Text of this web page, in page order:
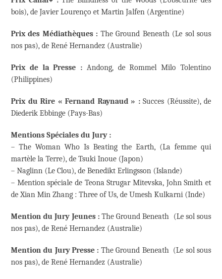
bois), de Javier Lourenço et Martin Jalfen (Argentine)
Prix des Médiathèques : The Ground Beneath (Le sol sous
nos pas), de René Hernandez (Australie)
Prix de la Presse : Andong, de Rommel Milo Tolentino
(Philippines)
Prix du Rire « Fernand Raynaud » :Succes (Réussite), de
Diederik Ebbinge (Pays-Bas)
Mentions Spéciales du Jury :
– The Woman Who Is Beating the Earth, (La femme qui
martèle la Terre), de Tsuki Inoue (Japon)
– Naglinn (Le Clou), de Benedikt Erlingsson (Islande)
– Mention spéciale de Teona Strugar Mitevska, John Smith et
de Xian Min Zhang : Three of Us, de Umesh Kulkarni (Inde)
Mention du Jury Jeunes :The Ground Beneath (Le sol sous
nos pas), de René Hernandez (Australie)
Mention du Jury Presse : The Ground Beneath (Le sol sous
nos pas), de René Hernandez (Australie)